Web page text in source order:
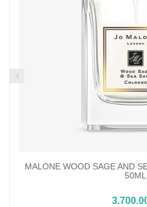
VINCE CAMUTO